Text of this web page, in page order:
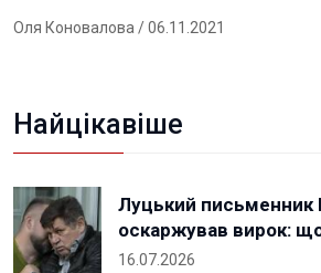
Оля Коновалова / 06.11.2021
Найцікавіше
Луцький письменник
оскаржував вирок:
16.07.2026